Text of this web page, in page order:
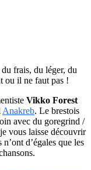
frais, du léger, du
ou il ne faut pas !
Vikko Forest
Anakreb. Le brestois
avec du goregrind /
vous laisse découvrir
d’égales que les